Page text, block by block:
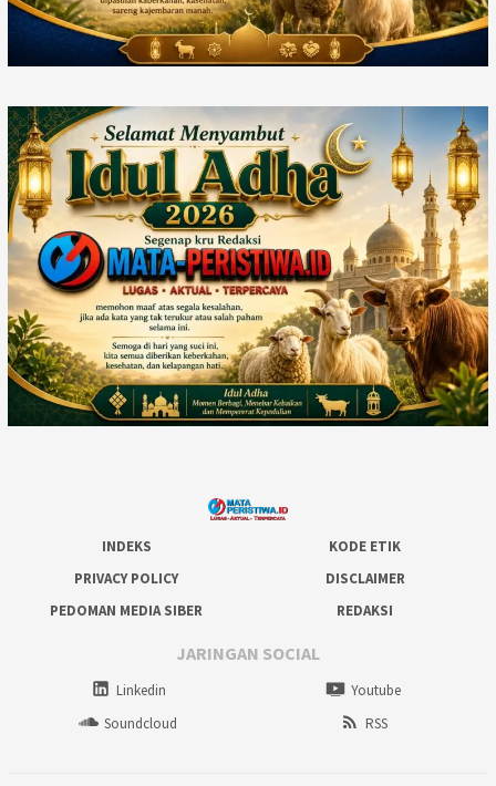
INDEKS
KODE ETIK
PRIVACY POLICY
DISCLAIMER
PEDOMAN MEDIA SIBER
REDAKSI
JARINGAN SOCIAL
Linkedin
Youtube
Soundcloud
RSS